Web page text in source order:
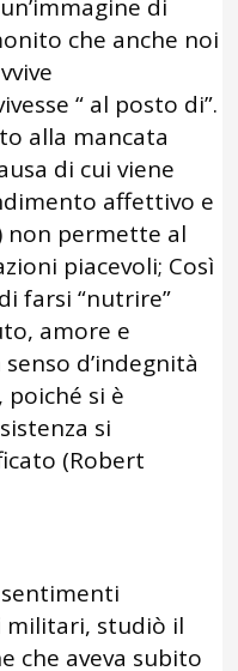
di
che anche noi
“ al posto di”.
alla mancata
di cui viene
affettivo e
non permette al
piacevoli; Così
farsi “nutrire”
amore e
d’indegnità
si è
si
(Robert
militari, studiò il
che aveva subito